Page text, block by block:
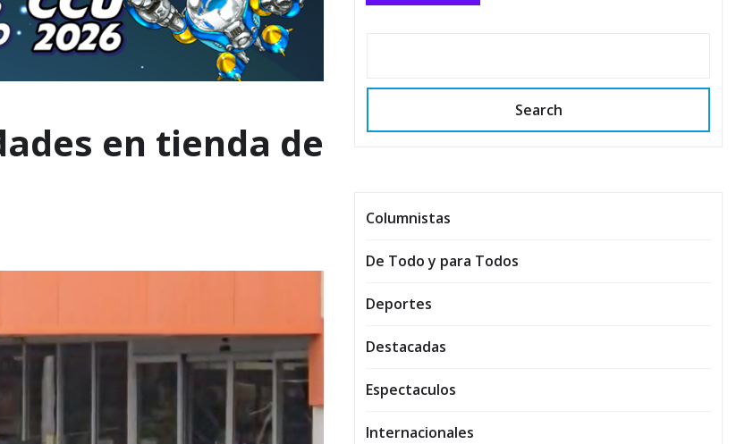
en tienda de
Search
Columnistas
De Todo y para Todos
Deportes
Destacadas
Espectaculos
Internacionales